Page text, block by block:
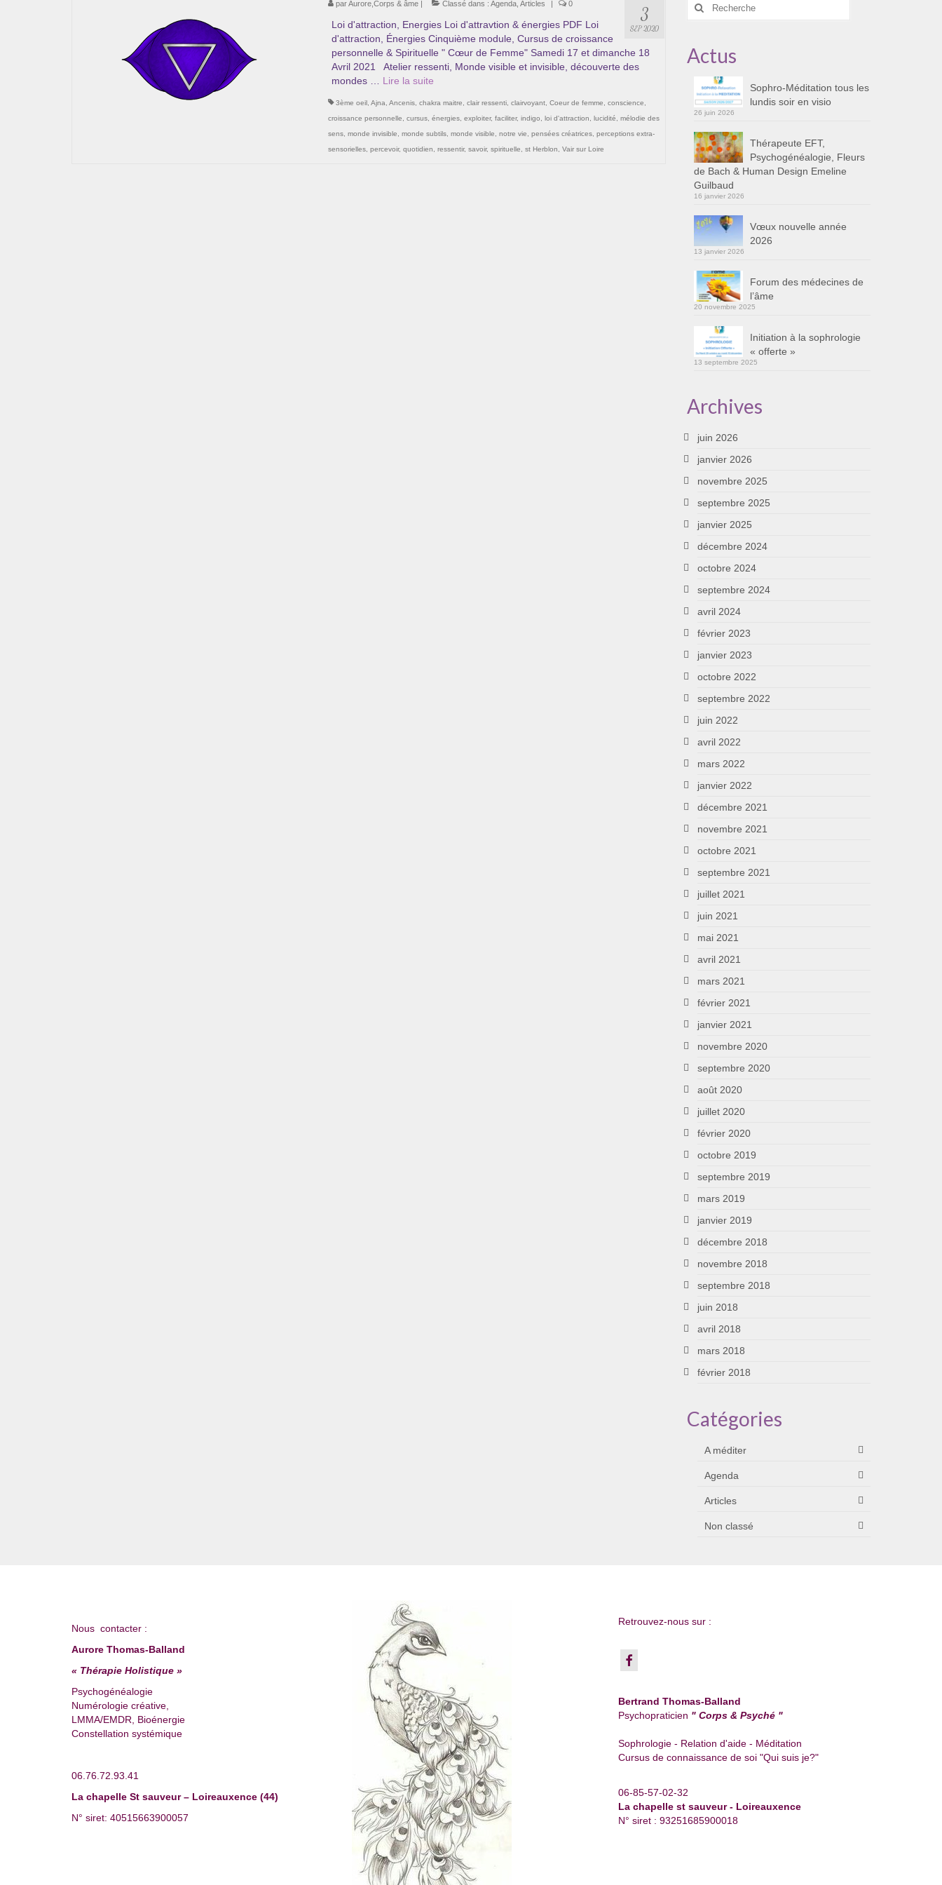
3
SEP 2020
parAurore,Corps & âme| Classé dans : Agenda, Articles | 0
Loi d'attraction, Energies Loi d'attravtion & énergies PDF Loi
d'attraction, Énergies Cinquième module, Cursus de croissance
personnelle & Spirituelle " Cœur de Femme" Samedi 17 et dimanche 18
Avril 2021 Atelier ressenti, Monde visible et invisible, découverte des
mondes … Lire la suite­­
3ème oeil, Ajna Ancenis, chakra maitre clair ressenti, clairvoyant, Coeur de femme conscience
croissance personnelle
cursus, énergies, exploiter, faciliter, indigo loi d'attraction lucidité
mélodie des
sens, monde invisible monde subtils, monde visible notre vie pensées créatrices, perceptions extra-
sensorielles, percevoir, quotidien ressentir, savoir, spirituelle st Herblon Vair sur Loire
Actus
Sophro-Méditation tous les
lundis soir en visio
26 juin 2026
Thérapeute EFT,
Psychogénéalogie, Fleurs
de Bach & Human Design Emeline
Guilbaud
16 janvier 2026
Vœux nouvelle année
2026
13 janvier 2026
Forum des médecines de
l’âme
20 novembre 2025
Initiation à la sophrologie
« offerte »
13 septembre 2025
Archives
juin 2026
janvier 2026
novembre 2025
septembre 2025
janvier 2025
décembre 2024
octobre 2024
septembre 2024
avril 2024
février 2023
janvier 2023
octobre 2022
septembre 2022
juin 2022
avril 2022
mars 2022
janvier 2022
décembre 2021
novembre 2021
octobre 2021
septembre 2021
juillet 2021
juin 2021
mai 2021
avril 2021
mars 2021
février 2021
janvier 2021
novembre 2020
septembre 2020
août 2020
juillet 2020
février 2020
octobre 2019
septembre 2019
mars 2019
janvier 2019
décembre 2018
novembre 2018
septembre 2018
juin 2018
avril 2018
mars 2018
février 2018
Catégories
A méditer
Agenda
Articles
Non classé
Nous contacter :
Aurore Thomas-Balland
« Thérapie Holistique »
Psychogénéalogie
Numérologie créative,
LMMA/EMDR, Bioénergie
Constellation systémique
06.76.72.93.41
La chapelle St sauveur – Loireauxence (44)
N° siret: 40515663900057
Retrouvez-nous sur :
Bertrand Thomas-Balland
Psychopraticien " Corps & Psyché "
Sophrologie - Relation d'aide - Méditation
Cursus de connaissance de soi "Qui suis je?"
06-85-57-02-32
La chapelle st sauveur - Loireauxence
N° siret : 93251685900018